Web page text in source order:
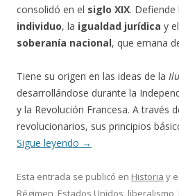
consolidó en el siglo XIX. Defiende
individuo, la igualdad jurídica y
soberanía nacional, que emana
Tiene su origen en las ideas de la
desarrollándose durante la
y la Revolución Francesa. A través
revolucionarios, sus principios
Sigue leyendo →
Esta entrada se publicó en Historia y
Régimen, Estados Unidos, liberalismo,